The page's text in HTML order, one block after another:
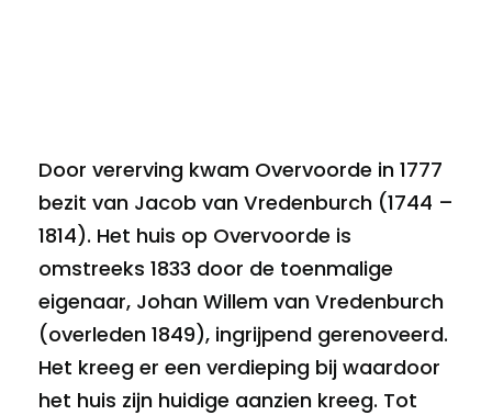
Door vererving kwam Overvoorde in 1777
bezit van Jacob van Vredenburch (1744 –
1814). Het huis op Overvoorde is
omstreeks 1833 door de toenmalige
eigenaar, Johan Willem van Vredenburch
(overleden 1849), ingrijpend gerenoveerd.
Het kreeg er een verdieping bij waardoor
het huis zijn huidige aanzien kreeg. Tot